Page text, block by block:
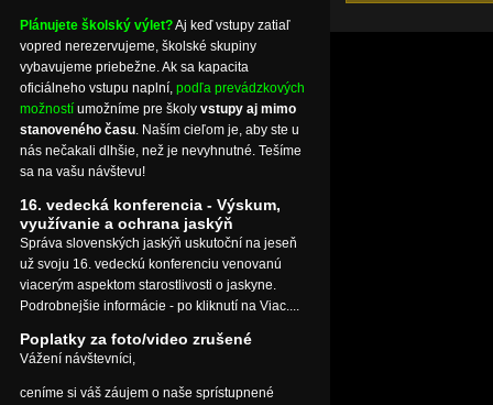
Plánujete školský výlet?Aj keď vstupy zatiaľ
vopred nerezervujeme, školské skupiny
vybavujeme priebežne. Ak sa kapacita
oficiálneho vstupu naplní, podľa prevádzkových
možností umožníme pre školy vstupy aj mimo
stanoveného času. Naším cieľom je, aby ste u
nás nečakali dlhšie, než je nevyhnutné. Tešíme
sa na vašu návštevu!
16. vedecká konferencia - Výskum,
využívanie a ochrana jaskýň
Správa slovenských jaskýň uskutoční na jeseň
už svoju 16. vedeckú konferenciu venovanú
viacerým aspektom starostlivosti o jaskyne.
Podrobnejšie informácie - po kliknutí na Viac....
Poplatky za foto/video zrušené
Vážení návštevníci,
ceníme si váš záujem o naše sprístupnené